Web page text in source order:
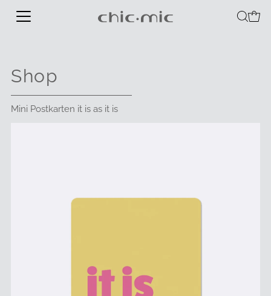
Shop
Mini Postkarten it is as it is